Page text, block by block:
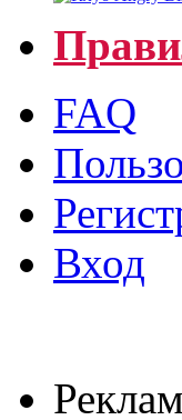
FAQ
Вход